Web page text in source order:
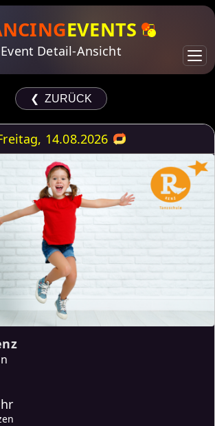
EVENTS
Event Detail-Ansicht
❮ ZURÜCK
14.08.2026